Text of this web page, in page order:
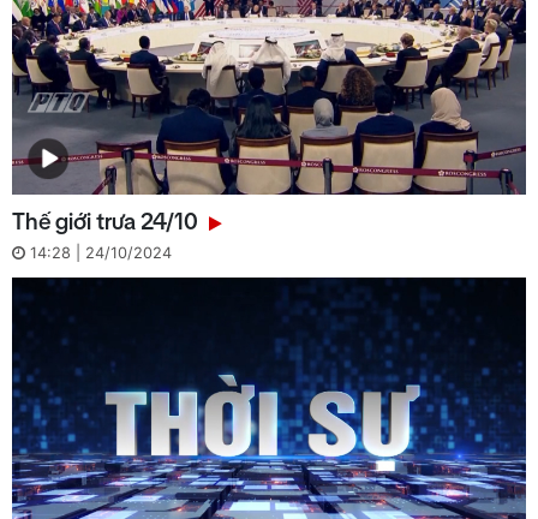
Thế giới trưa 24/10
14:28 | 24/10/2024